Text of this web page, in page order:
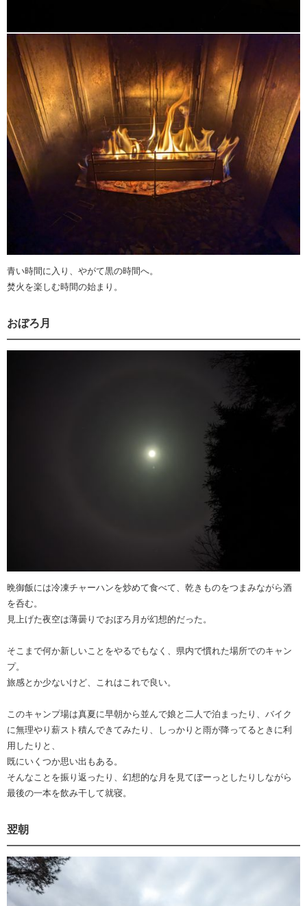
青い時間に入り、やがて黒の時間へ。
焚火を楽しむ時間の始まり。
おぼろ月
晩御飯には冷凍チャーハンを炒めて食べて、乾きものをつまみながら酒
を呑む。
見上げた夜空は薄曇りでおぼろ月が幻想的だった。
そこまで何か新しいことをやるでもなく、県内で慣れた場所でのキャン
プ。
旅感とか少ないけど、これはこれで良い。
このキャンプ場は真夏に早朝から並んで娘と二人で泊まったり、バイク
に無理やり薪スト積んできてみたり、しっかりと雨が降ってるときに利
用したりと、
既にいくつか思い出もある。
そんなことを振り返ったり、幻想的な月を見てぼーっとしたりしながら
最後の一本を飲み干して就寝。
翌朝